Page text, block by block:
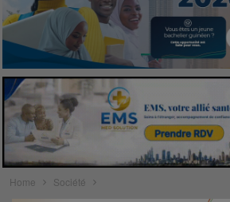
Home Société